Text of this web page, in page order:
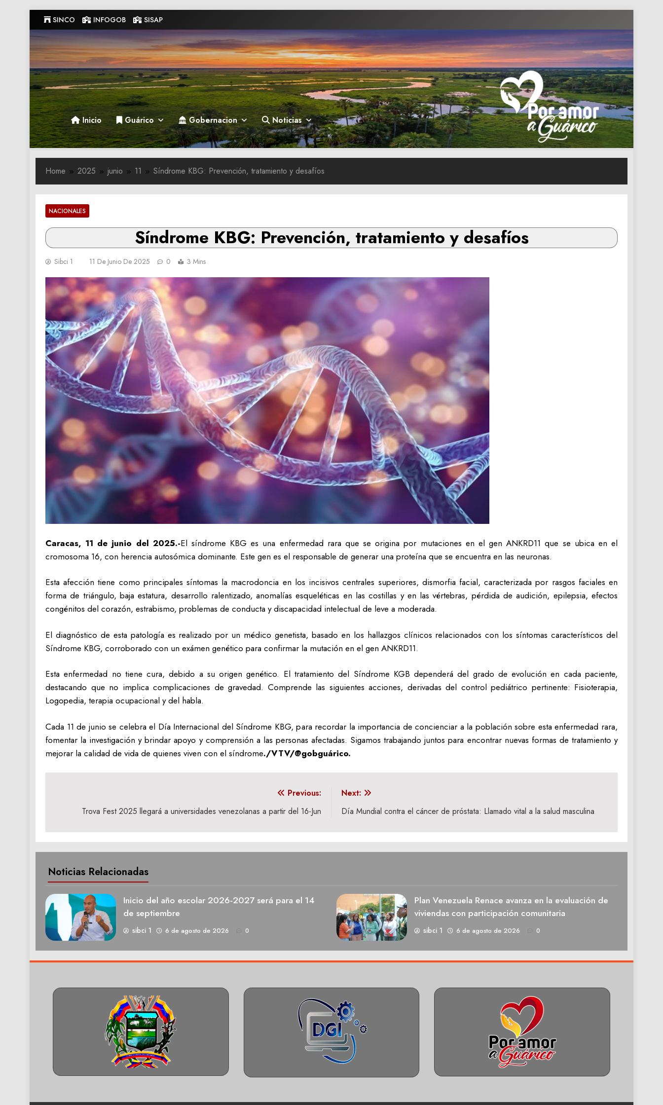
to
content
SINCO INFOGOB SISAP
Gobernacion de Guarico
Gobernacion de Guarico
Inicio Guárico Gobernacion Noticias
Home 2025 junio 11 Síndrome KBG: Prevención, tratamiento y desafíos
NACIONALES
Síndrome KBG: Prevención, tratamiento y desafíos
Sibci 1 11 De Junio De 2025 0 3 Mins
Caracas, 11 de junio del 2025.-El síndrome KBG es una enfermedad rara que se origina por mutaciones en el gen ANKRD11 que se ubica en el
cromosoma 16, con herencia autosómica dominante. Este gen es el responsable de generar una proteína que se encuentra en las neuronas.
Esta afección tiene como principales síntomas la macrodoncia en los incisivos centrales superiores, dismorfia facial, caracterizada por rasgos faciales en
forma de triángulo, baja estatura, desarrollo ralentizado, anomalías esqueléticas en las costillas y en las vértebras, pérdida de audición, epilepsia, efectos
congénitos del corazón, estrabismo, problemas de conducta y discapacidad intelectual de leve a moderada.
El diagnóstico de esta patología es realizado por un médico genetista, basado en los hallazgos clínicos relacionados con los síntomas característicos del
Síndrome KBG, corroborado con un exámen genético para confirmar la mutación en el gen ANKRD11.
Esta enfermedad no tiene cura, debido a su origen genético. El tratamiento del Síndrome KGB dependerá del grado de evolución en cada paciente,
destacando que no implica complicaciones de gravedad. Comprende las siguientes acciones, derivadas del control pediátrico pertinente: Fisioterapia,
Logopedia, terapia ocupacional y del habla.
Cada 11 de junio se celebra el Día Internacional del Síndrome KBG, para recordar la importancia de concienciar a la población sobre esta enfermedad rara,
fomentar la investigación y brindar apoyo y comprensión a las personas afectadas. Sigamos trabajando juntos para encontrar nuevas formas de tratamiento y
mejorar la calidad de vida de quienes viven con el síndrome./VTV/@gobguárico.
entradas
Previous:
Trova Fest 2025 llegará a universidades venezolanas a partir del 16-Jun
Next:
Día Mundial contra el cáncer de próstata: Llamado vital a la salud masculina
Noticias Relacionadas
Inicio del año escolar 2026-2027 será para el 14
de septiembre
sibci 1 6 de agosto de 2026 0
Plan Venezuela Renace avanza en la evaluación de
viviendas con participación comunitaria
sibci 1 6 de agosto de 2026 0